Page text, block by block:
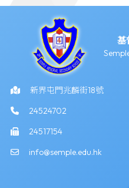
基
新界屯門兆麟街18號
24524702
24517154
info@semple.edu.hk